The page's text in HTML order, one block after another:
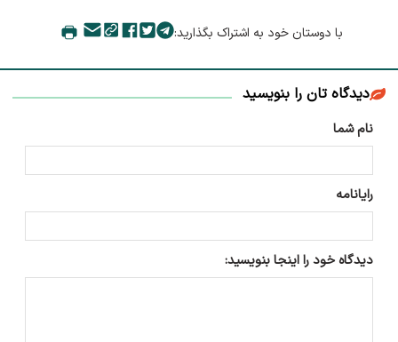
با دوستان خود به اشتراک بگذارید:
دیدگاه تان را بنویسید
نام شما
رایانامه
دیدگاه خود را اینجا بنویسید: